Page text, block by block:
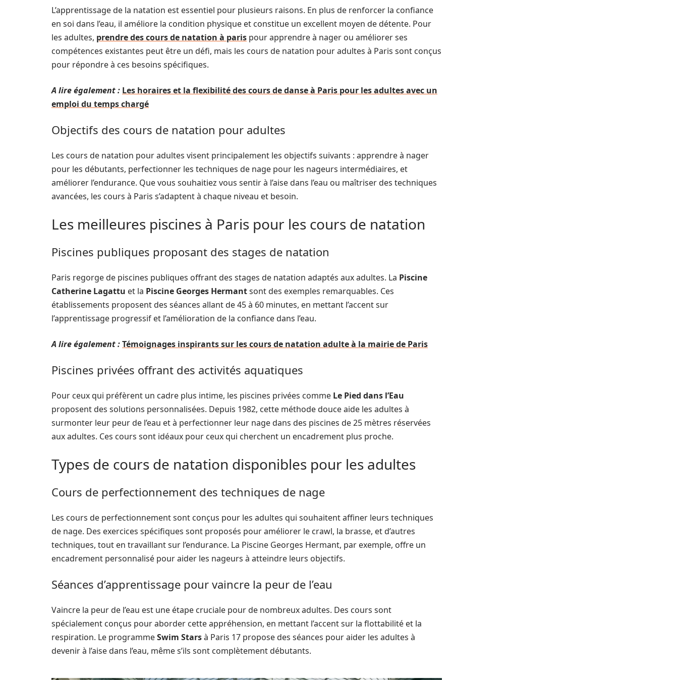
L’apprentissage de la natation est essentiel pour plusieurs raisons. En plus de renforcer la confiance
en soi dans l’eau, il améliore la condition physique et constitue un excellent moyen de détente. Pour
les adultes, prendre des cours de natation à paris pour apprendre à nager ou améliorer ses
compétences existantes peut être un défi, mais les cours de natation pour adultes à Paris sont conçus
pour répondre à ces besoins spécifiques.
A lire également : Les horaires et la flexibilité des cours de danse à Paris pour les adultes avec un
emploi du temps chargé
Objectifs des cours de natation pour adultes
Les cours de natation pour adultes visent principalement les objectifs suivants : apprendre à nager
pour les débutants, perfectionner les techniques de nage pour les nageurs intermédiaires, et
améliorer l’endurance. Que vous souhaitiez vous sentir à l’aise dans l’eau ou maîtriser des techniques
avancées, les cours à Paris s’adaptent à chaque niveau et besoin.
Les meilleures piscines à Paris pour les cours de natation
Piscines publiques proposant des stages de natation
Paris regorge de piscines publiques offrant des stages de natation adaptés aux adultes. La Piscine
Catherine Lagattu et la Piscine Georges Hermantsont des exemples remarquables. Ces
établissements proposent des séances allant de 45 à 60 minutes, en mettant l’accent sur
l’apprentissage progressif et l’amélioration de la confiance dans l’eau.
A lire également :Témoignages inspirants sur les cours de natation adulte à la mairie de Paris
Piscines privées offrant des activités aquatiques
Pour ceux qui préfèrent un cadre plus intime, les piscines privées comme Le Pied dans l’Eau
proposent des solutions personnalisées. Depuis 1982, cette méthode douce aide les adultes à
surmonter leur peur de l’eau et à perfectionner leur nage dans des piscines de 25 mètres réservées
aux adultes. Ces cours sont idéaux pour ceux qui cherchent un encadrement plus proche.
Types de cours de natation disponibles pour les adultes
Cours de perfectionnement des techniques de nage
Les cours de perfectionnement sont conçus pour les adultes qui souhaitent affiner leurs techniques
de nage. Des exercices spécifiques sont proposés pour améliorer le crawl, la brasse, et d’autres
techniques, tout en travaillant sur l’endurance. La Piscine Georges Hermant, par exemple, offre un
encadrement personnalisé pour aider les nageurs à atteindre leurs objectifs.
Séances d’apprentissage pour vaincre la peur de l’eau
Vaincre la peur de l’eau est une étape cruciale pour de nombreux adultes. Des cours sont
spécialement conçus pour aborder cette appréhension, en mettant l’accent sur la flottabilité et la
respiration. Le programmeSwim Starsà Paris 17 propose des séances pour aider les adultes à
devenir à l’aise dans l’eau, même s’ils sont complètement débutants.